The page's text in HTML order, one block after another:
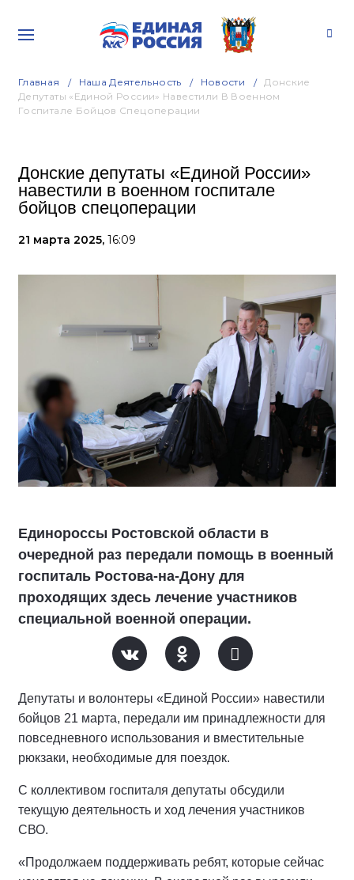
Главная Наша Деятельность Новости
Донские
Депутаты «Единой России» Навестили В Военном
Госпитале Бойцов Спецоперации
Донские депутаты «Единой России»
навестили в военном госпитале
бойцов спецоперации
21 марта 2025, 16:09
Единороссы Ростовской области в
очередной раз передали помощь в военный
госпиталь Ростова-на-Дону для
проходящих здесь лечение участников
специальной военной операции.
Депутаты и волонтеры «Единой России» навестили
бойцов 21 марта, передали им принадлежности для
повседневного использования и вместительные
рюкзаки, необходимые для поездок.
С коллективом госпиталя депутаты обсудили
текущую деятельность и ход лечения участников
СВО.
«Продолжаем поддерживать ребят, которые сейчас